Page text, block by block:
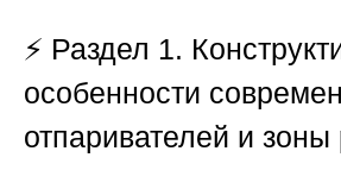
⚡ Раздел 1.
особенности
отпаривателей и зоны